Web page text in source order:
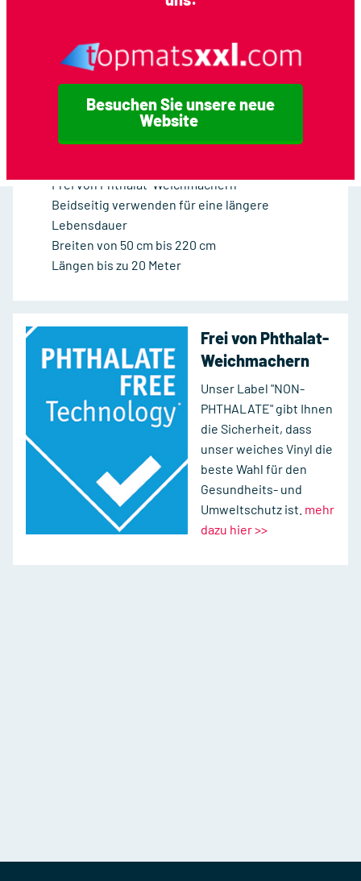
Besuchen Sie unsere neue
Website
Clear Blue
Unsere Schneidematten
Preise ab 39,68 €/m2
Frei von Phthalat-Weichmachern
Beidseitig verwenden für eine längere
Lebensdauer
Breiten von 50 cm bis 220 cm
Längen bis zu 20 Meter
Frei von Phthalat-
Weichmachern
Unser Label "NON-
PHTHALATE" gibt Ihnen
die Sicherheit, dass
unser weiches Vinyl die
beste Wahl für den
Gesundheits- und
Umweltschutz ist. mehr
dazu hier >>